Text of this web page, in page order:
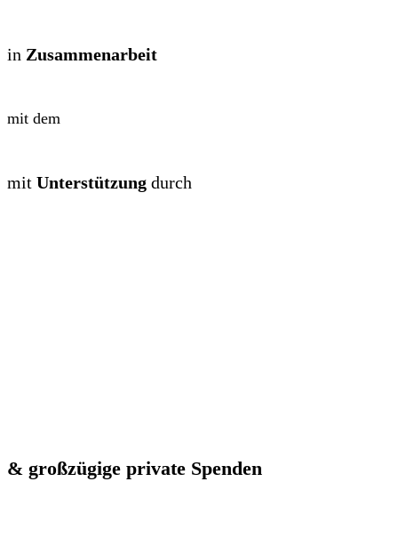
in Zusammenarbeit
mit dem
mit Unterstützung durch
& großzügige private Spenden